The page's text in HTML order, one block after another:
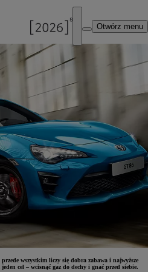
Otwórz menu
wszystkim liczy się dobra zabawa i najwyższe
cel – wcisnąć gaz do dechy i gnać przed siebie.